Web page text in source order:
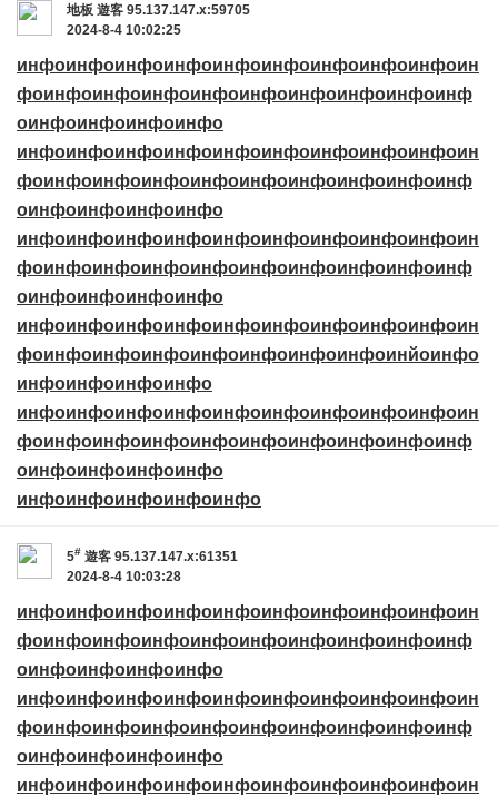
地板 遊客 95.137.147.x:59705
2024-8-4 10:02:25
инфоинфоинфоинфоинфоинфоинфоинфоинфоин
фоинфоинфоинфоинфоинфоинфоинфоинфоинф
оинфоинфоинфоинфо
инфоинфоинфоинфоинфоинфоинфоинфоинфоин
фоинфоинфоинфоинфоинфоинфоинфоинфоинф
оинфоинфоинфоинфо
инфоинфоинфоинфоинфоинфоинфоинфоинфоин
фоинфоинфоинфоинфоинфоинфоинфоинфоинф
оинфоинфоинфоинфо
инфоинфоинфоинфоинфоинфоинфоинфоинфоин
фоинфоинфоинфоинфоинфоинфоинфоинйоинфо
инфоинфоинфоинфо
инфоинфоинфоинфоинфоинфоинфоинфоинфоин
фоинфоинфоинфоинфоинфоинфоинфоинфоинф
оинфоинфоинфоинфо
инфоинфоинфоинфоинфо
5# 遊客 95.137.147.x:61351
2024-8-4 10:03:28
инфоинфоинфоинфоинфоинфоинфоинфоинфоин
фоинфоинфоинфоинфоинфоинфоинфоинфоинф
оинфоинфоинфоинфо
инфоинфоинфоинфоинфоинфоинфоинфоинфоин
фоинфоинфоинфоинфоинфоинфоинфоинфоинф
оинфоинфоинфоинфо
инфоинфоинфоинфоинфоинфоинфоинфоинфоин